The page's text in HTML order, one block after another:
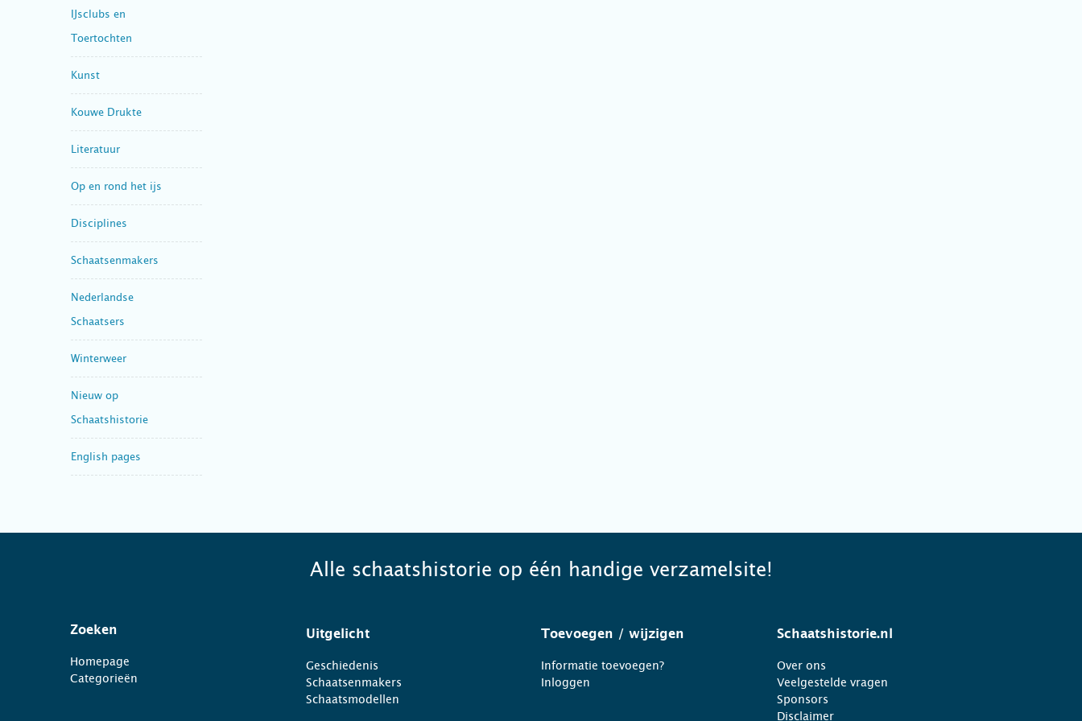
IJsclubs en
Toertochten
Kunst
Kouwe Drukte
Literatuur
Op en rond het ijs
Disciplines
Schaatsenmakers
Nederlandse
Schaatsers
Winterweer
Nieuw op
Schaatshistorie
English pages
Alle schaatshistorie op één handige verzamelsite!
Zoeken
Homepage
Categorieën
Uitgelicht
Geschiedenis
Schaatsenmakers
Schaatsmodellen
Toevoegen / wijzigen
Informatie toevoegen?
Inloggen
Schaatshistorie.nl
Over ons
Veelgestelde vragen
Sponsors
Disclaimer